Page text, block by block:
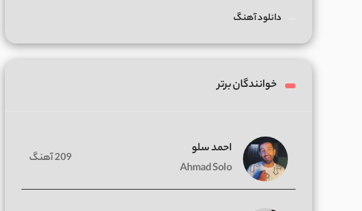
دانلود آهنگ
خوانندگان برتر
احمد سلو
Ahmad Solo
209 آهنگ